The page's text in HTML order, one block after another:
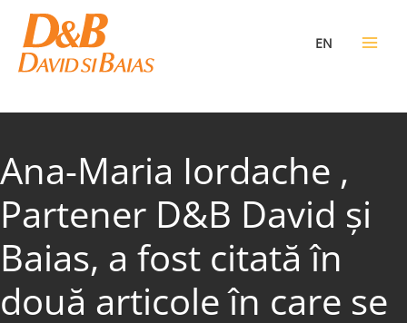
content
EN
Ana-Maria Iordache ,
Partener D&B David și
Baias, a fost citată în
două articole în care se